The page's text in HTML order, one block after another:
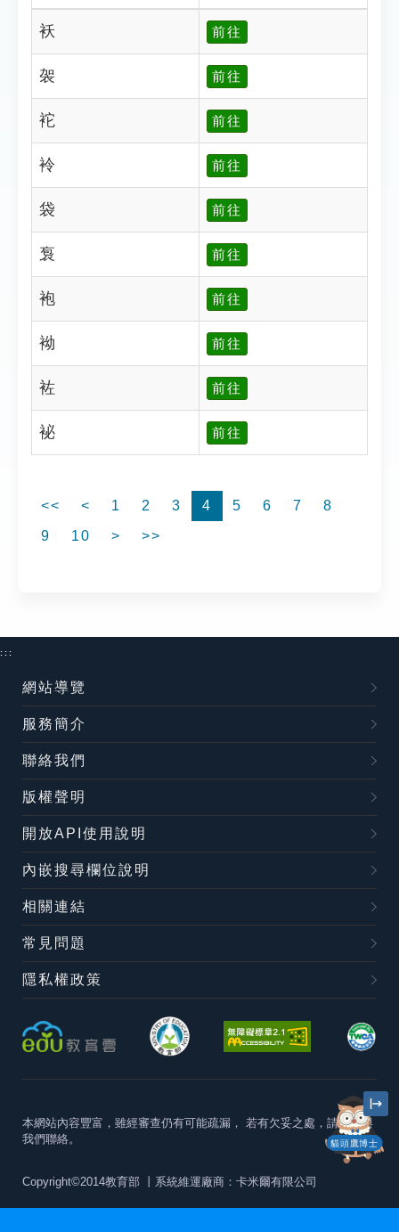
袄 前往
袈 前往
袉 前往
袊 前往
袋 前往
袌 前往
袍 前往
袎 前往
袏 前往
袐 前往
<< < 1 2 3 4 5 6 7
8
9
10 > >>
貓頭鷹博士
:::
網站導覽
服務簡介
聯絡我們
版權聲明
開放API使用說明
內嵌搜尋欄位說明
相關連結
常見問題
隱私權政策
本網站內容豐富，雖經審查仍有可能疏漏， 若有欠妥之處，請隨時與
我們聯絡。
Copyright©2014教育部 丨系統維運廠商：卡米爾有限公司